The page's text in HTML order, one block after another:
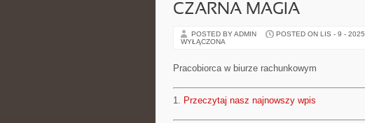
CZARNA MAGIA
POSTED BY ADMIN POSTED ON LIS - 9 - 2025
WYŁĄCZONA
Pracobiorca w biurze rachunkowym
1. Przeczytaj nasz najnowszy wpis